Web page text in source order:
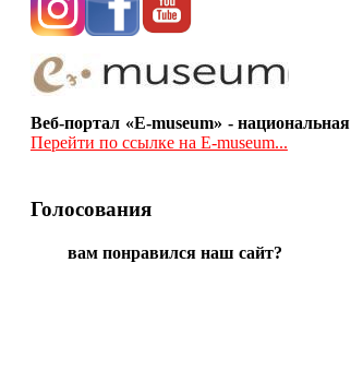
Веб-портал «E-museum» -
Перейти по ссылке на E-museum...
Голосования
вам понравился наш сайт?